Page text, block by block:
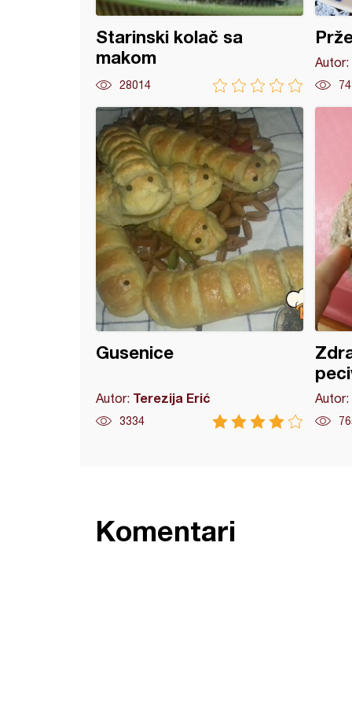
Starinski kolač sa
makom
28014
Autor:
Gusenice
Autor: Terezija Erić
3334
Autor:
Komentari